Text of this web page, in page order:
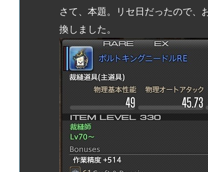
さて、本題。リセ日だったので、
換しました。